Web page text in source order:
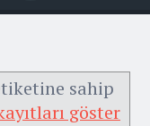
Links
Search
sahip
göster